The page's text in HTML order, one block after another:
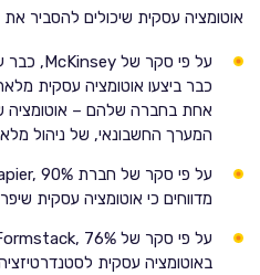
אוטומציה עסקית שיכולים להסביר
כבר ביצעו אוטומציה עסקית
אחת בחברה שלהם – אוטומציה
המערך החשבונאי, של ניהול מלאי
מדווחים כי אוטומציה עסקית